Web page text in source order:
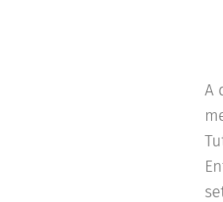
A